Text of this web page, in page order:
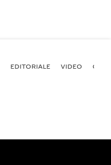
EDITORIALE VIDEO